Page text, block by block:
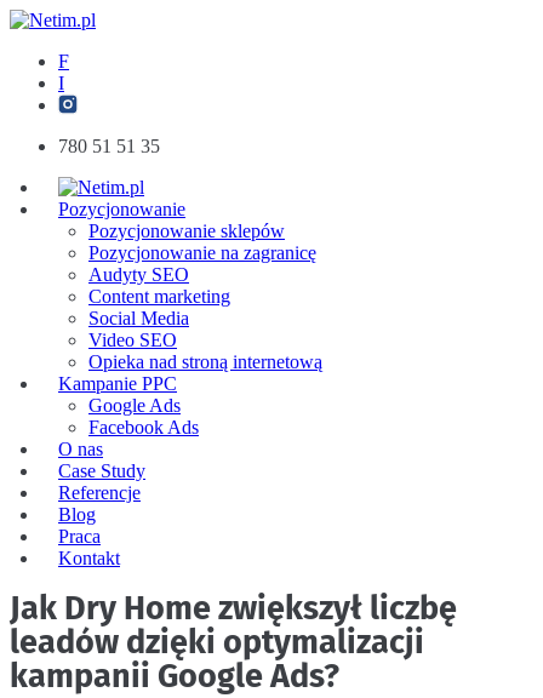
F
I
780 51 51 35
Pozycjonowanie
Pozycjonowanie sklepów
Pozycjonowanie na zagranicę
Audyty SEO
Content marketing
Social Media
Video SEO
Opieka nad stroną internetową
Kampanie PPC
Google Ads
Facebook Ads
O nas
Case Study
Referencje
Blog
Praca
Kontakt
Jak Dry Home zwiększył liczbę
leadów dzięki optymalizacji
kampanii Google Ads?